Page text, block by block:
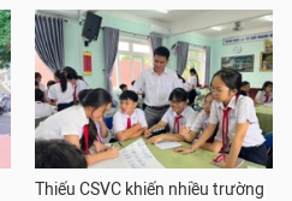
Thiếu CSVC khiến nhiều trường